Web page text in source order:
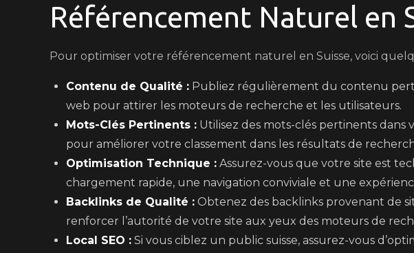
Référencement Naturel en
Pour optimiser votre référencement naturel en Suisse, voici
Contenu de Qualité : Publiez régulièrement du contenu
web pour attirer les moteurs de recherche et les utilisateurs.
Mots-Clés Pertinents : Utilisez des mots-clés pertinents dans
pour améliorer votre classement dans les résultats de
Optimisation Technique : Assurez-vous que votre site est
chargement rapide, une navigation conviviale et une
Backlinks de Qualité : Obtenez des backlinks provenant de
renforcer l’autorité de votre site aux yeux des moteurs de
Local SEO : Si vous ciblez un public suisse, assurez-vous